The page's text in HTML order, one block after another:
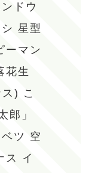
ドウ
星型
ーマン
花生
) こ
郎」
ツ 空
ス
イ